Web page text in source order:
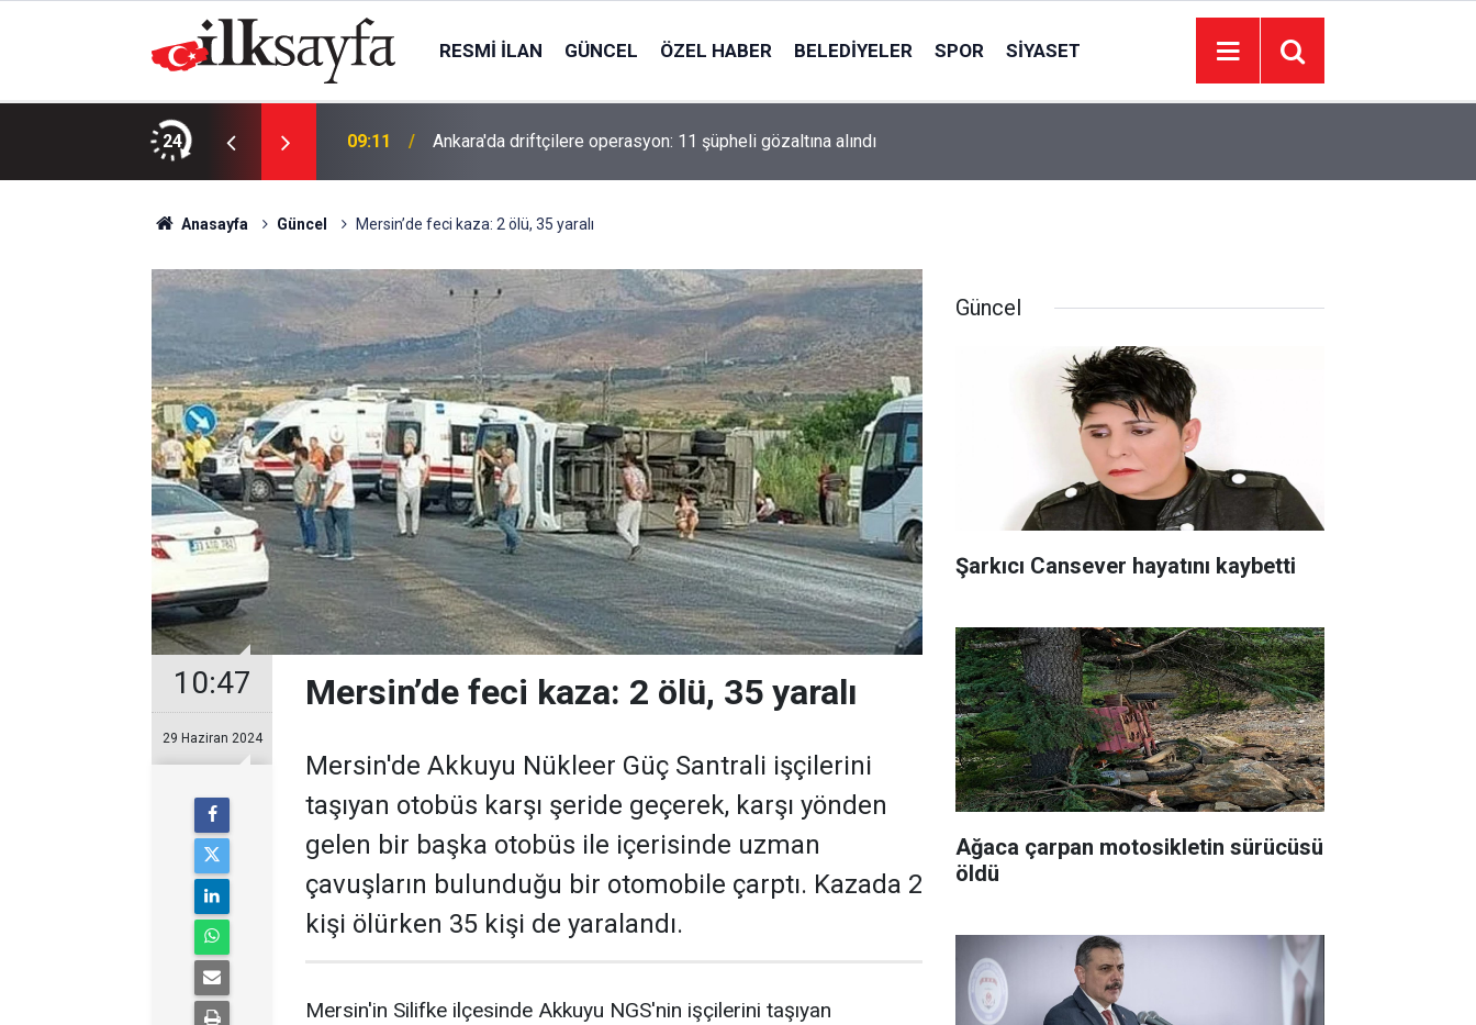
RESMI İLAN GÜNCEL ÖZEL HABER BELEDIYELER SPOR SIYASET
24 09:11 Ankara'da driftçilere operasyon: 11 şüpheli gözaltına alındı
Anasayfa Güncel Mersin’de feci kaza: 2 ölü, 35 yaralı
10:47
29 Haziran 2024
Mersin’de feci kaza: 2 ölü, 35 yaralı
Mersin'de Akkuyu Nükleer Güç Santrali işçilerini
taşıyan otobüs karşı şeride geçerek, karşı yönden
gelen bir başka otobüs ile içerisinde uzman
çavuşların bulunduğu bir otomobile çarptı. Kazada 2
kişi ölürken 35 kişi de yaralandı.
Mersin'in Silifke ilçesinde Akkuyu NGS'nin işçilerini taşıyan
Güncel
Şarkıcı Cansever hayatını kaybetti
Ağaca çarpan motosikletin sürücüsü
öldü